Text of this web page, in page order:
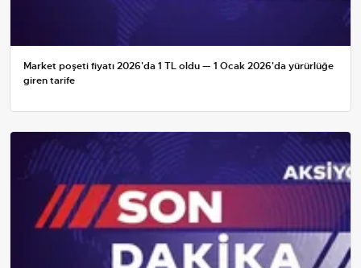
Market poşeti fiyatı 2026'da 1 TL oldu — 1 Ocak 2026'da yürürlüğe
giren tarife